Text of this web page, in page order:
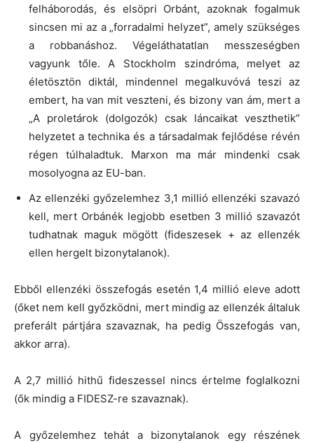
felháborodás, és elsöpri Orbánt, azoknak fogalmuk
sincsen mi az a „forradalmi helyzet”, amely szükséges
a robbanáshoz. Végeláthatatlan messzeségben
vagyunk tőle. A Stockholm szindróma, melyet az
életösztön diktál, mindennel megalkuvóvá teszi az
embert, ha van mit veszteni, és bizony van ám, mert a
„A proletárok (dolgozók) csak láncaikat veszthetik”
helyzetet a technika és a társadalmak fejlődése révén
régen túlhaladtuk. Marxon ma már mindenki csak
mosolyogna az EU-ban.
Az ellenzéki győzelemhez 3,1 millió ellenzéki szavazó
kell, mert Orbánék legjobb esetben 3 millió szavazót
tudhatnak maguk mögött (fideszesek + az ellenzék
ellen hergelt bizonytalanok).
Ebből ellenzéki összefogás esetén 1,4 millió eleve adott
(őket nem kell győzködni, mert mindig az ellenzék általuk
preferált pártjára szavaznak, ha pedig Összefogás van,
akkor arra).
A 2,7 millió hithű fideszessel nincs értelme foglalkozni
(ők mindig a FIDESZ-re szavaznak).
A győzelemhez tehát a bizonytalanok egy részének